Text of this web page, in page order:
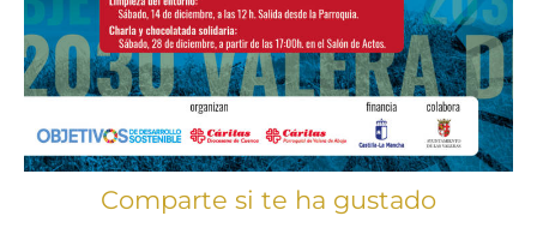
Comparte si te ha gustado